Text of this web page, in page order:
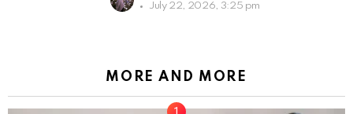
July 22, 2026, 3:25 pm
MORE AND MORE